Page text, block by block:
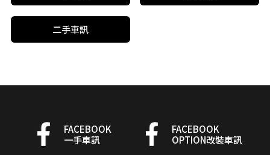
二手車訊
FACEBOOK
一手車訊
FACEBOOK
OPTION改裝車訊